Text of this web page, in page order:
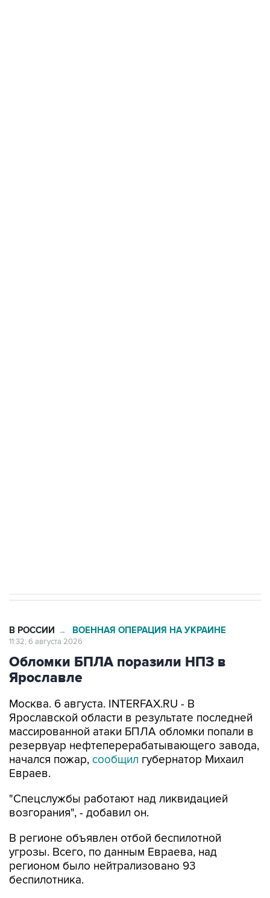
В РОССИИ → ВОЕННАЯ ОПЕРАЦИЯ НА УКРАИНЕ
11:32, 6 августа 2026
Обломки БПЛА поразили НПЗ в
Ярославле
Москва. 6 августа. INTERFAX.RU - В
Ярославской области в результате последней
массированной атаки БПЛА обломки попали в
резервуар нефтеперерабатывающего завода,
начался пожар, сообщил губернатор Михаил
Евраев.
"Спецслужбы работают над ликвидацией
возгорания", - добавил он.
В регионе объявлен отбой беспилотной
угрозы. Всего, по данным Евраева, над
регионом было нейтрализовано 93
беспилотника.